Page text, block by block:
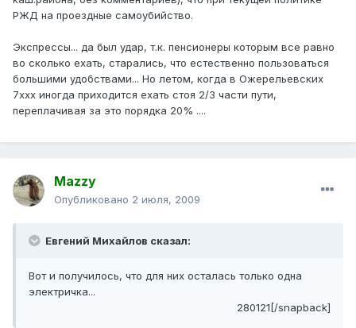
РЖД на проездные самоубийство.
Экспрессы... да был удар, т.к. пенсионеры которым все равно
во сколько ехать, старались, что естественно пользоваться
большими удобствами... Но летом, когда в Ожерельевских
7ххх иногда приходится ехать стоя 2/3 части пути,
переплачивая за это порядка 20% ....
Mazzy
Опубликовано 2 июля, 2009
Евгений Михайлов сказал:
Вот и получилось, что для них осталась только одна
электричка...
280121[/snapback]